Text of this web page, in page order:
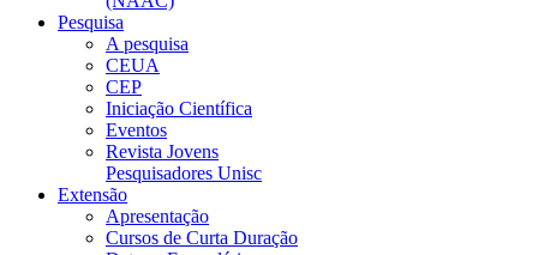
Pesquisa
A pesquisa
CEUA
CEP
Iniciação Científica
Eventos
Revista Jovens
Pesquisadores Unisc
Extensão
Apresentação
Cursos de Curta Duração